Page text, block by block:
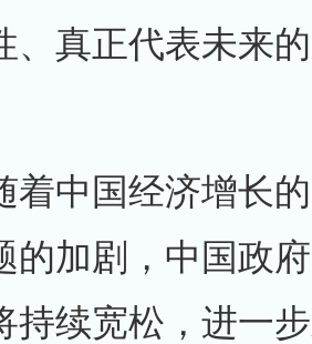
、真正代表未来
着中国经济增长
的加剧，中国政
持续宽松，进一